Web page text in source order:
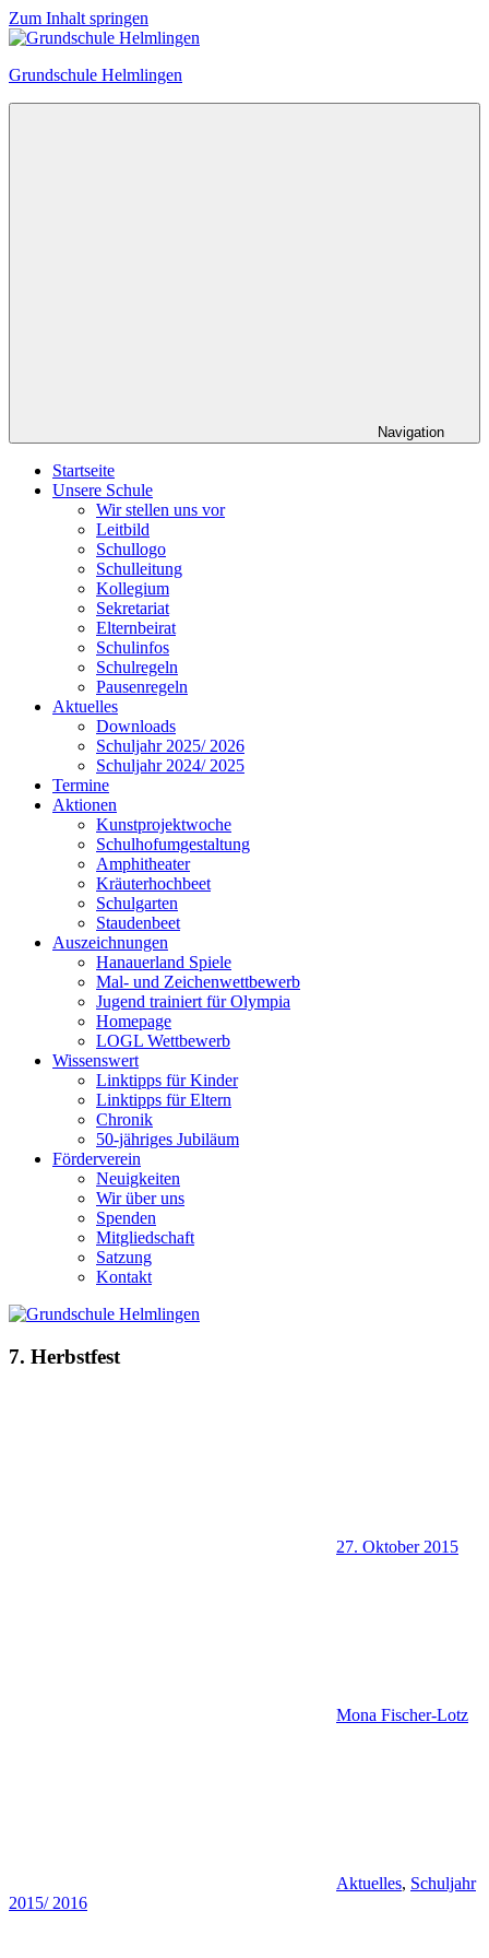
Zum Inhalt springen
Grundschule Helmlingen
Navigation
Startseite
Unsere Schule
Wir stellen uns vor
Leitbild
Schullogo
Schulleitung
Kollegium
Sekretariat
Elternbeirat
Schulinfos
Schulregeln
Pausenregeln
Aktuelles
Downloads
Schuljahr 2025/ 2026
Schuljahr 2024/ 2025
Termine
Aktionen
Kunstprojektwoche
Schulhofumgestaltung
Amphitheater
Kräuterhochbeet
Schulgarten
Staudenbeet
Auszeichnungen
Hanauerland Spiele
Mal- und Zeichenwettbewerb
Jugend trainiert für Olympia
Homepage
LOGL Wettbewerb
Wissenswert
Linktipps für Kinder
Linktipps für Eltern
Chronik
50-jähriges Jubiläum
Förderverein
Neuigkeiten
Wir über uns
Spenden
Mitgliedschaft
Satzung
Kontakt
7. Herbstfest
27. Oktober 2015
Mona Fischer-Lotz
Aktuelles, Schuljahr
2015/ 2016